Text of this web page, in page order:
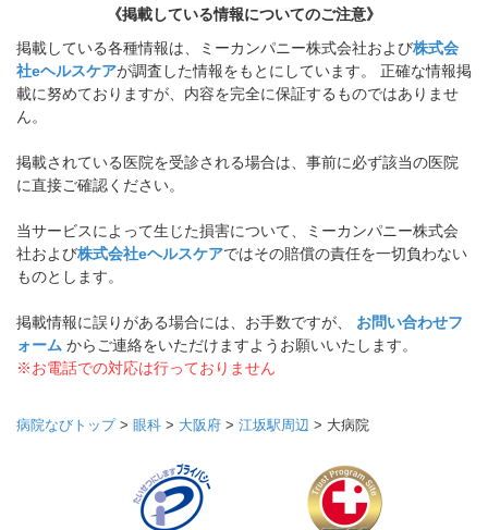
《掲載している情報についてのご注意》
掲載している各種情報は、ミーカンパニー株式会社および株式会
社eヘルスケアが調査した情報をもとにしています。 正確な情報掲
載に努めておりますが、内容を完全に保証するものではありませ
ん。
掲載されている医院を受診される場合は、事前に必ず該当の医院
に直接ご確認ください。
当サービスによって生じた損害について、ミーカンパニー株式会
社および株式会社eヘルスケアではその賠償の責任を一切負わない
ものとします。
掲載情報に誤りがある場合には、お手数ですが、 お問い合わせフ
ォーム からご連絡をいただけますようお願いいたします。
※お電話での対応は行っておりません
病院なびトップ> 眼科 > 大阪府 > 江坂駅周辺 > 大病院